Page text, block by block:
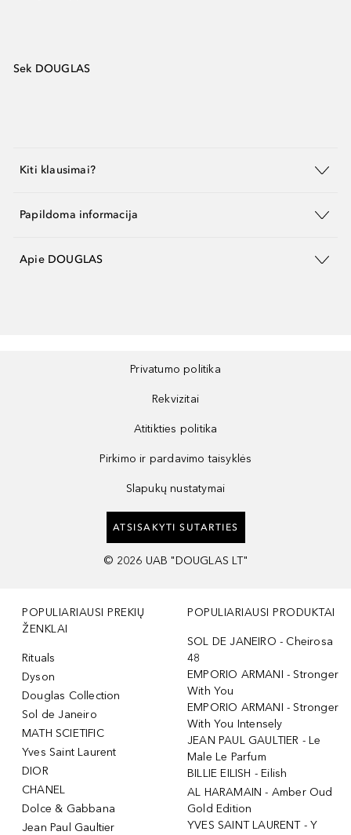
Sek DOUGLAS
Kiti klausimai?
Papildoma informacija
Apie DOUGLAS
Privatumo politika
Rekvizitai
Atitikties politika
Pirkimo ir pardavimo taisyklės
Slapukų nustatymai
ATSISAKYTI SUTARTIES
© 2026 UAB "DOUGLAS LT"
POPULIARIAUSI PREKIŲ
ŽENKLAI
Rituals
Dyson
Douglas Collection
Sol de Janeiro
MATH SCIETIFIC
Yves Saint Laurent
DIOR
CHANEL
Dolce & Gabbana
Jean Paul Gaultier
POPULIARIAUSI PRODUKTAI
SOL DE JANEIRO - Cheirosa
48
EMPORIO ARMANI - Stronger
With You
EMPORIO ARMANI - Stronger
With You Intensely
JEAN PAUL GAULTIER - Le
Male Le Parfum
BILLIE EILISH - Eilish
AL HARAMAIN - Amber Oud
Gold Edition
YVES SAINT LAURENT - Y